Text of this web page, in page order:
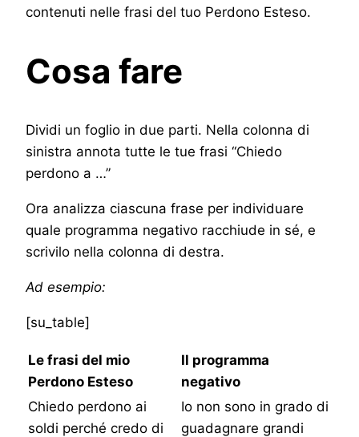
contenuti nelle frasi del tuo Perdono Esteso.
Cosa fare
Dividi un foglio in due parti. Nella colonna di
sinistra annota tutte le tue frasi “Chiedo
perdono a …”
Ora analizza ciascuna frase per individuare
quale programma negativo racchiude in sé, e
scrivilo nella colonna di destra.
Ad esempio:
[su_table]
Le frasi del mio
Perdono Esteso
Il programma
negativo
Chiedo perdono ai
soldi perché credo di
Io non sono in grado di
guadagnare grandi